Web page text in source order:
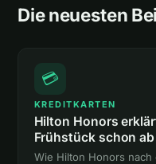
Die neuesten
💳
KREDITKARTEN
Hilton Honors
Frühstück schon
Wie Hilton Honors